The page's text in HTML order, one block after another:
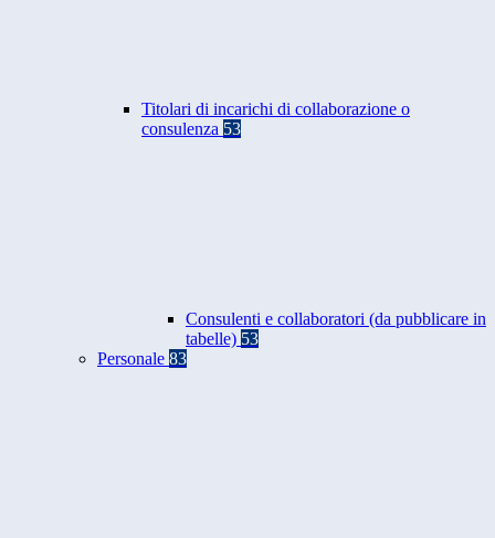
Titolari di incarichi di collaborazione o
consulenza 53
Consulenti e collaboratori (da pubblicare in
tabelle) 53
Personale 83